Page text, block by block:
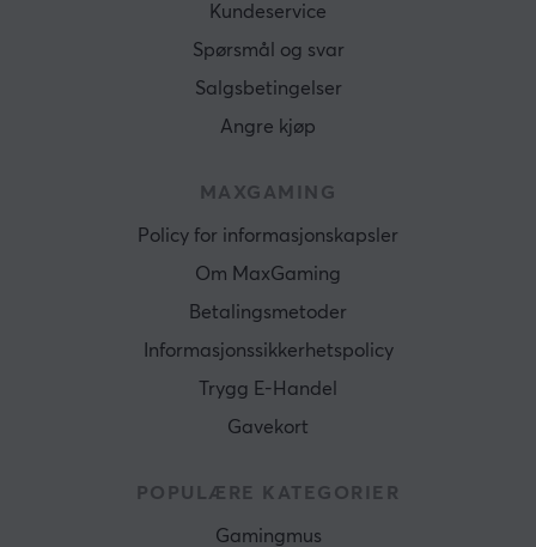
Kundeservice
Spørsmål og svar
Salgsbetingelser
Angre kjøp
MAXGAMING
Policy for informasjonskapsler
Om MaxGaming
Betalingsmetoder
Informasjonssikkerhetspolicy
Trygg E-Handel
Gavekort
POPULÆRE KATEGORIER
Gamingmus